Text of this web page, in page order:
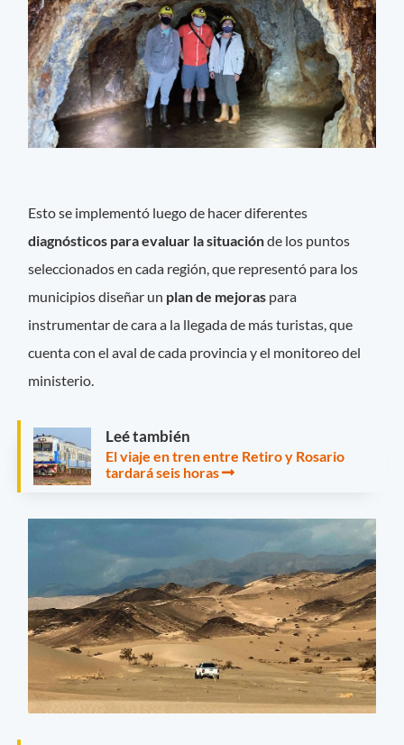
Esto se implementó luego de hacer diferentes
diagnósticos para evaluar la situaciónde los puntos
seleccionados en cada región, que representó para los
municipios diseñar un plan de mejoras para
instrumentar de cara a la llegada de más turistas, que
cuenta con el aval de cada provincia y el monitoreo del
ministerio.
Leé también
El viaje en tren entre Retiro y Rosario
tardará seis horas